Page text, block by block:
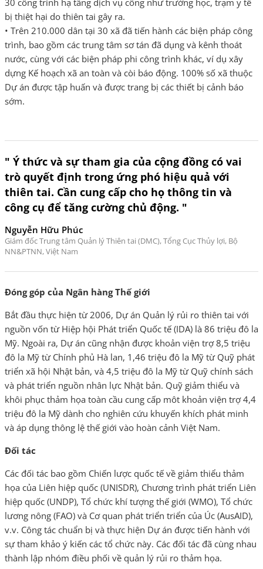
30 công trình hạ tầng dịch vụ công như trường học, trạm y tế
bị thiệt hại do thiên tai gây ra.
• Trên 210.000 dân tại 30 xã đã tiến hành các biện pháp công
trình, bao gồm các trung tâm sơ tán đã dụng và kênh thoát
nước, cùng với các biện pháp phi công trình khác, ví dụ xây
dựng Kế hoạch xã an toàn và còi báo động. 100% số xã thuộc
Dự án được tập huấn và được trang bị các thiết bị cảnh báo
sớm.
" Ý thức và sự tham gia của cộng đồng có vai
trò quyết định trong ứng phó hiệu quả với
thiên tai. Cần cung cấp cho họ thông tin và
công cụ để tăng cường chủ động. "
Nguyễn Hữu Phúc
Giám đốc Trung tâm Quản lý Thiên tai (DMC), Tổng Cục Thủy lợi, Bộ
NN&PTNN, Việt Nam
Đóng góp của Ngân hàng Thế giới
Bắt đầu thực hiện từ 2006, Dự án Quản lý rủi ro thiên tai với
nguồn vốn từ Hiệp hội Phát triển Quốc tế (IDA) là 86 triệu đô la
Mỹ. Ngoài ra, Dự án cũng nhận được khoản viện trợ 8,5 triệu
đô la Mỹ từ Chính phủ Hà lan, 1,46 triệu đô la Mỹ từ Quỹ phát
triển xã hội Nhật bản, và 4,5 triệu đô la Mỹ từ Quỹ chính sách
và phát triển nguồn nhân lực Nhật bản. Quỹ giảm thiểu và
khôi phục thảm họa toàn cầu cung cấp môt khoản viện trợ 4,4
triệu đô la Mỹ dành cho nghiên cứu khuyến khích phát minh
và áp dụng thông lệ thế giới vào hoàn cảnh Việt Nam.
Đối tác
Các đối tác bao gồm Chiến lược quốc tế về giảm thiểu thảm
họa của Liên hiệp quốc (UNISDR), Chương trình phát triển Liên
hiệp quốc (UNDP), Tổ chức khí tượng thế giới (WMO), Tổ chức
lương nông (FAO) và Cơ quan phát triển triển của Úc (AusAID),
v.v. Công tác chuẩn bị và thực hiện Dự án được tiến hành với
sự tham khảo ý kiến các tổ chức này. Các đối tác đã cùng nhau
thành lập nhóm điều phối về quản lý rủi ro thảm họa.